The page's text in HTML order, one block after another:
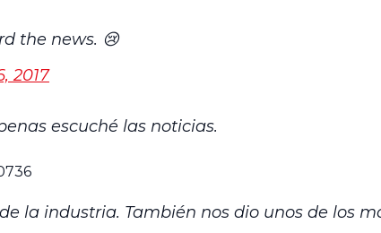
the news. 😢
2017
escuché las noticias.
la industria. También nos dio unos de los